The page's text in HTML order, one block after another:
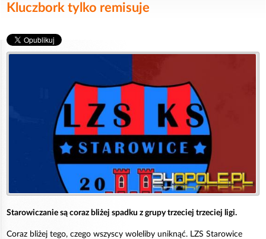
Kluczbork tylko remisuje
Starowiczanie są coraz bliżej spadku z grupy trzeciej trzeciej ligi.
Coraz bliżej tego, czego wszyscy woleliby uniknąć. LZS Starowice